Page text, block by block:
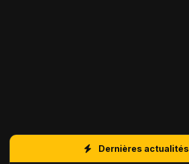
Dernières actualités